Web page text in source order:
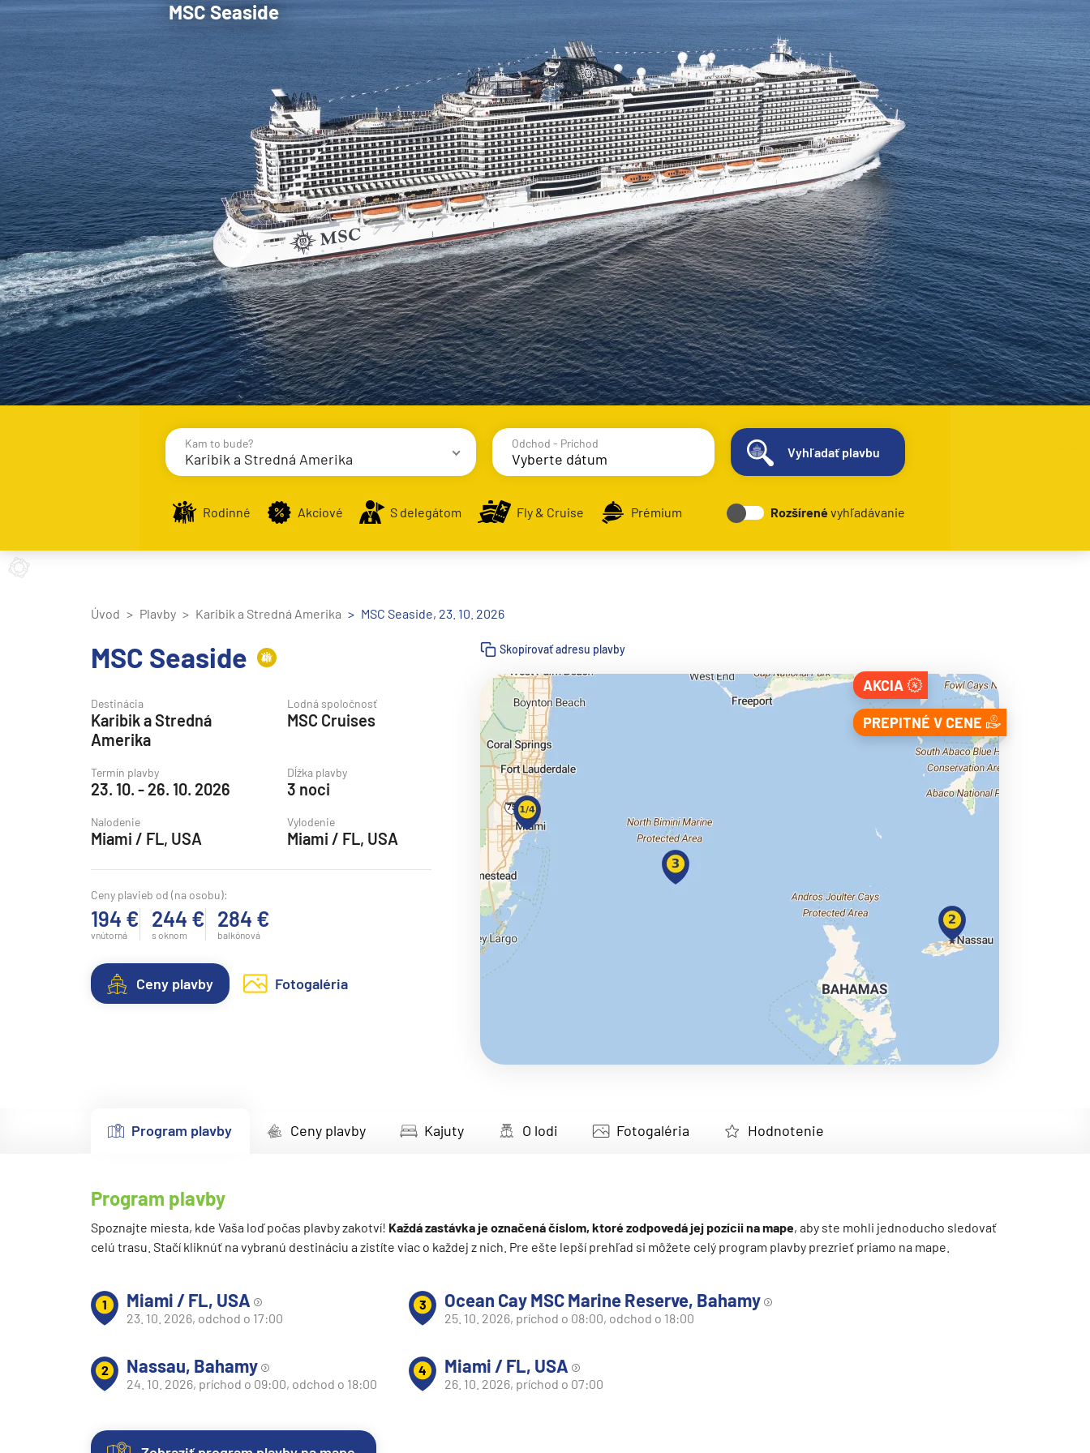
MSC Seaside
Kam to bude?
Karibik a Stredná Amerika
Destinácie Prístavy
Stredomorie
Východné Stredomorie
Západné Stredomorie
Severná Európa
Island
Nórske fjordy a Pobaltie
Severná Európa
Severozápadná Európa
Britské ostrovy a Írsko
Pobrežie Európy
Severozápadná Európa
Karibik a Stredná Amerika
Bermudy
Južný Karibik
Kalifornia a Mexiko
Východný Karibik
Severná Amerika
Aljaška
Odchod - Príchod
Vyhľadať plavbu
Rodinné Akciové S delegátom Fly & Cruise Prémium Rozšírenévyhľadávanie
Úvod Plavby Karibik a Stredná Amerika MSC Seaside, 23. 10. 2026
MSC Seaside
Destinácia
Karibik a Stredná
Amerika
Lodná spoločnosť
MSC Cruises
Termín plavby
23. 10. - 26. 10. 2026
Dĺžka plavby
3 noci
Nalodenie
Miami / FL, USA
Vylodenie
Miami / FL, USA
Ceny plavieb od (na osobu):
194 €
vnútorná
244 €
s oknom
284 €
balkónová
Ceny plavby Fotogaléria
Skopírovať adresu plavby
AKCIA
PREPITNÉ V CENE
Program plavby Ceny plavby Kajuty O lodi Fotogaléria Hodnotenie
Program plavby
Spoznajte miesta, kde Vaša loď počas plavby zakotví! Každá zastávka je označená číslom, ktoré zodpovedá jej pozícii na mape, aby ste mohli jednoducho sledovať
celú trasu. Stačí kliknúť na vybranú destináciu a zistíte viac o každej z nich. Pre ešte lepší prehľad si môžete celý program plavby prezrieť priamo na mape.
1 Miami / FL, USA
23. 10. 2026, odchod o 17:00
2 Nassau, Bahamy
24. 10. 2026, príchod o 09:00, odchod o 18:00
3 Ocean Cay MSC Marine Reserve, Bahamy
25. 10. 2026, príchod o 08:00, odchod o 18:00
4 Miami / FL, USA
26. 10. 2026, príchod o 07:00